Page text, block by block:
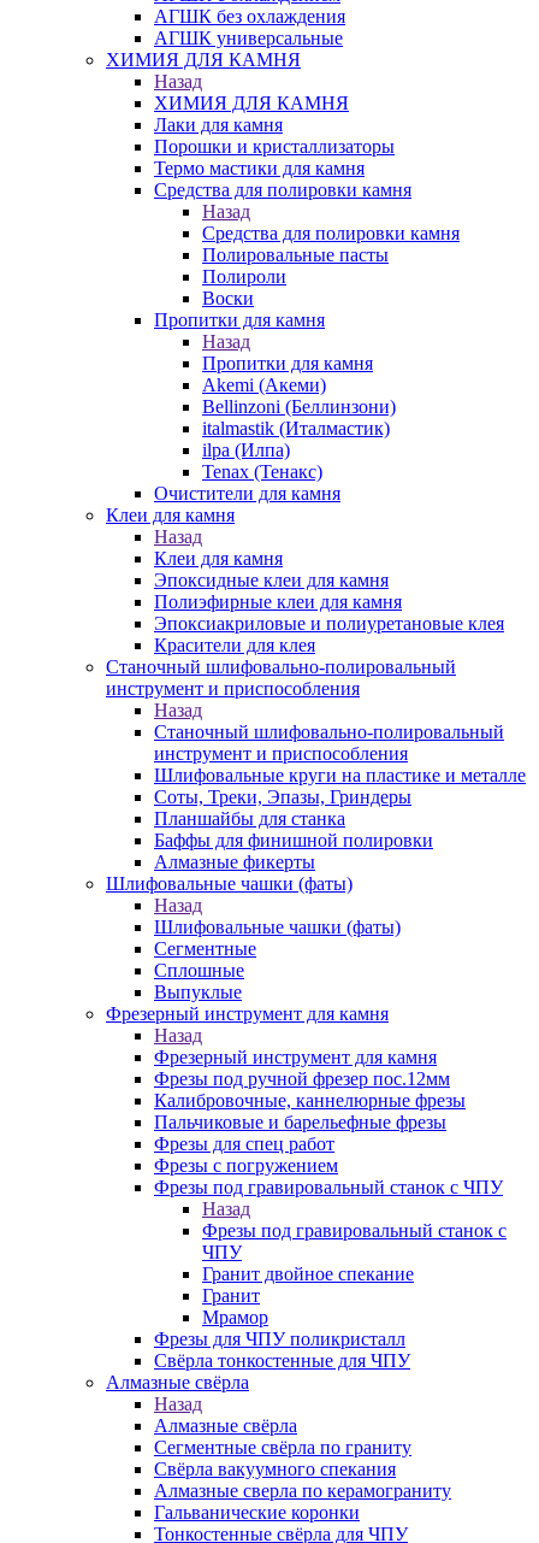
АГШК без охлаждения
АГШК универсальные
ХИМИЯ ДЛЯ КАМНЯ
Назад
ХИМИЯ ДЛЯ КАМНЯ
Лаки для камня
Порошки и кристаллизаторы
Термо мастики для камня
Средства для полировки камня
Назад
Средства для полировки камня
Полировальные пасты
Полироли
Воски
Пропитки для камня
Назад
Пропитки для камня
Akemi (Акеми)
Bellinzoni (Беллинзони)
italmastik (Италмастик)
ilpa (Илпа)
Tenax (Тенакс)
Очистители для камня
Клеи для камня
Назад
Клеи для камня
Эпоксидные клеи для камня
Полиэфирные клеи для камня
Эпоксиакриловые и полиуретановые клея
Красители для клея
Станочный шлифовально-полировальный
инструмент и приспособления
Назад
Станочный шлифовально-полировальный
инструмент и приспособления
Шлифовальные круги на пластике и металле
Соты, Треки, Эпазы, Гриндеры
Планшайбы для станка
Баффы для финишной полировки
Алмазные фикерты
Шлифовальные чашки (фаты)
Назад
Шлифовальные чашки (фаты)
Сегментные
Сплошные
Выпуклые
Фрезерный инструмент для камня
Назад
Фрезерный инструмент для камня
Фрезы под ручной фрезер пос.12мм
Калибровочные, каннелюрные фрезы
Пальчиковые и барельефные фрезы
Фрезы для спец работ
Фрезы с погружением
Фрезы под гравировальный станок с ЧПУ
Назад
Фрезы под гравировальный станок с
ЧПУ
Гранит двойное спекание
Гранит
Мрамор
Фрезы для ЧПУ поликристалл
Свёрла тонкостенные для ЧПУ
Алмазные свёрла
Назад
Алмазные свёрла
Сегментные свёрла по граниту
Свёрла вакуумного спекания
Алмазные сверла по керамограниту
Гальванические коронки
Тонкостенные свёрла для ЧПУ